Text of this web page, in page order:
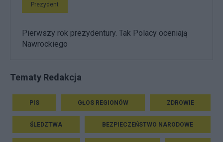
Prezydent
Pierwszy rok prezydentury. Tak Polacy oceniają
Nawrockiego
Tematy Redakcja
PIS GŁOS REGIONÓW ZDROWIE
ŚLEDZTWA BEZPIECZEŃSTWO NARODOWE